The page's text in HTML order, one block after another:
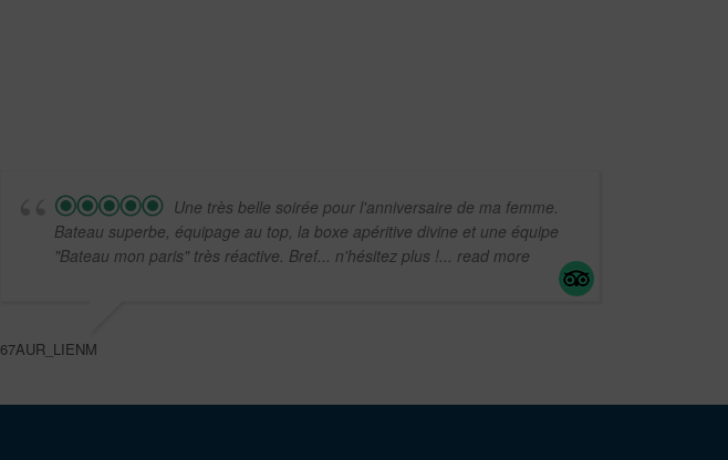
Une très belle soirée pour l'anniversaire de ma femme.
Bateau superbe, équipage au top, la boxe apéritive divine et une équipe
"Bateau mon paris" très réactive. Bref... n'hésitez plus ! ... read more
67AUR_LIENM